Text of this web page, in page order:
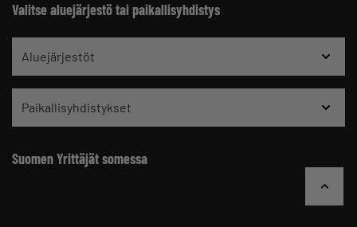
Valitse aluejärjestö tai paikallisyhdistys
Aluejärjestöt
Paikallisyhdistykset
Suomen Yrittäjät somessa